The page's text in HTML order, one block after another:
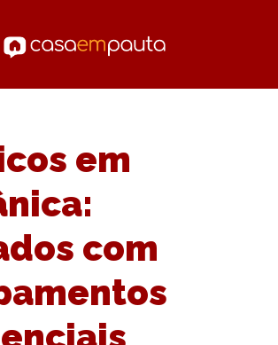
em
com